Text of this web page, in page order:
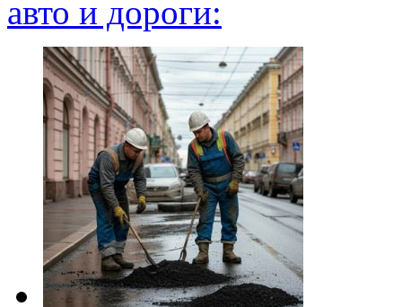
авто и дороги: